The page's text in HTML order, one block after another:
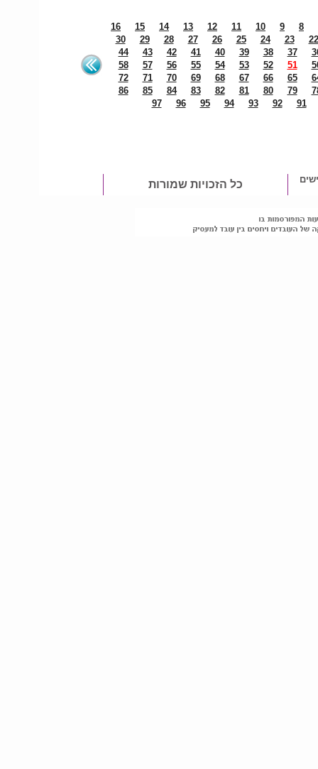
8
9
10
11
12
13
14
15
16
22
23
24
25
26
27
28
29
30
37
38
39
40
41
42
43
44
51
52
53
54
55
56
57
58
65
66
67
68
69
70
71
72
79
80
81
82
83
84
85
86
91
92
93
94
95
96
97
כל הזכויות שמורות